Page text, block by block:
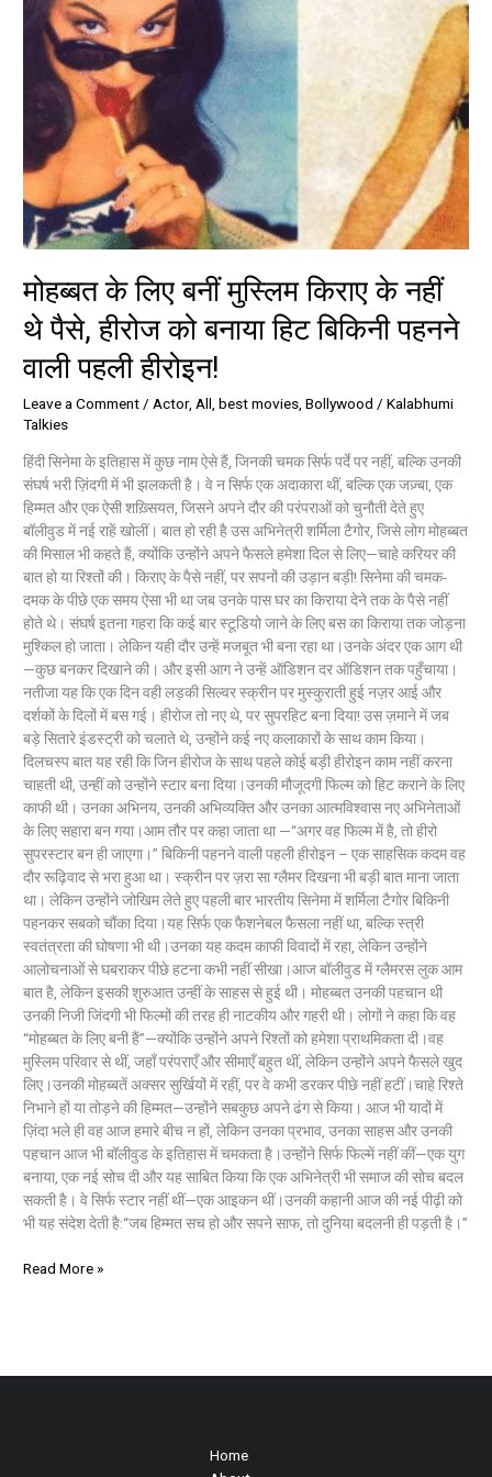
मोहब्बत के लिए बनीं मुस्लिम किराए के नहीं
थे पैसे, हीरोज को बनाया हिट बिकिनी पहनने
वाली पहली हीरोइन!
Leave a Comment/Actor,All,best movies,Bollywood /Kalabhumi
Talkies
हिंदी सिनेमा के इतिहास में कुछ नाम ऐसे हैं, जिनकी चमक सिर्फ पर्दे पर नहीं, बल्कि उनकी
संघर्ष भरी ज़िंदगी में भी झलकती है। वे न सिर्फ एक अदाकारा थीं, बल्कि एक जज़्बा, एक
हिम्मत और एक ऐसी शख़्सियत, जिसने अपने दौर की परंपराओं को चुनौती देते हुए
बॉलीवुड में नई राहें खोलीं। बात हो रही है उस अभिनेत्री शर्मिला टैगोर, जिसे लोग मोहब्बत
की मिसाल भी कहते हैं, क्योंकि उन्होंने अपने फैसले हमेशा दिल से लिए—चाहे करियर की
बात हो या रिश्तों की। किराए के पैसे नहीं, पर सपनों की उड़ान बड़ी! सिनेमा की चमक-
दमक के पीछे एक समय ऐसा भी था जब उनके पास घर का किराया देने तक के पैसे नहीं
होते थे। संघर्ष इतना गहरा कि कई बार स्टूडियो जाने के लिए बस का किराया तक जोड़ना
मुश्किल हो जाता। लेकिन यही दौर उन्हें मजबूत भी बना रहा था।उनके अंदर एक आग थी
—कुछ बनकर दिखाने की। और इसी आग ने उन्हें ऑडिशन दर ऑडिशन तक पहुँचाया।
नतीजा यह कि एक दिन वही लड़की सिल्वर स्क्रीन पर मुस्कुराती हुई नज़र आई और
दर्शकों के दिलों में बस गई। हीरोज तो नए थे, पर सुपरहिट बना दिया! उस ज़माने में जब
बड़े सितारे इंडस्ट्री को चलाते थे, उन्होंने कई नए कलाकारों के साथ काम किया।
दिलचस्प बात यह रही कि जिन हीरोज के साथ पहले कोई बड़ी हीरोइन काम नहीं करना
चाहती थी, उन्हीं को उन्होंने स्टार बना दिया।उनकी मौजूदगी फिल्म को हिट कराने के लिए
काफी थी। उनका अभिनय, उनकी अभिव्यक्ति और उनका आत्मविश्वास नए अभिनेताओं
के लिए सहारा बन गया।आम तौर पर कहा जाता था —“अगर वह फिल्म में है, तो हीरो
सुपरस्टार बन ही जाएगा।” बिकिनी पहनने वाली पहली हीरोइन – एक साहसिक कदम वह
दौर रूढ़िवाद से भरा हुआ था। स्क्रीन पर ज़रा सा ग्लैमर दिखना भी बड़ी बात माना जाता
था। लेकिन उन्होंने जोखिम लेते हुए पहली बार भारतीय सिनेमा में शर्मिला टैगोर बिकिनी
पहनकर सबको चौंका दिया।यह सिर्फ एक फैशनेबल फैसला नहीं था, बल्कि स्त्री
स्वतंत्रता की घोषणा भी थी।उनका यह कदम काफी विवादों में रहा, लेकिन उन्होंने
आलोचनाओं से घबराकर पीछे हटना कभी नहीं सीखा।आज बॉलीवुड में ग्लैमरस लुक आम
बात है, लेकिन इसकी शुरुआत उन्हीं के साहस से हुई थी। मोहब्बत उनकी पहचान थी
उनकी निजी जिंदगी भी फिल्मों की तरह ही नाटकीय और गहरी थी। लोगों ने कहा कि वह
“मोहब्बत के लिए बनी हैं”—क्योंकि उन्होंने अपने रिश्तों को हमेशा प्राथमिकता दी।वह
मुस्लिम परिवार से थीं, जहाँ परंपराएँ और सीमाएँ बहुत थीं, लेकिन उन्होंने अपने फैसले खुद
लिए।उनकी मोहब्बतें अक्सर सुर्खियों में रहीं, पर वे कभी डरकर पीछे नहीं हटीं।चाहे रिश्ते
निभाने हों या तोड़ने की हिम्मत—उन्होंने सबकुछ अपने ढंग से किया। आज भी यादों में
ज़िंदा भले ही वह आज हमारे बीच न हों, लेकिन उनका प्रभाव, उनका साहस और उनकी
पहचान आज भी बॉलीवुड के इतिहास में चमकता है।उन्होंने सिर्फ फिल्में नहीं कीं—एक युग
बनाया, एक नई सोच दी और यह साबित किया कि एक अभिनेत्री भी समाज की सोच बदल
सकती है। वे सिर्फ स्टार नहीं थीं—एक आइकन थीं।उनकी कहानी आज की नई पीढ़ी को
भी यह संदेश देती है:“जब हिम्मत सच हो और सपने साफ, तो दुनिया बदलनी ही पड़ती है।”
हीरोज
बनाया
हिट
बिकिनी
पहनने
वाली
पहली
हीरोइन!
Read More »
Home